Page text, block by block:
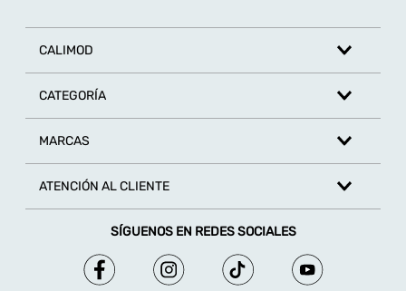
CALIMOD
CATEGORÍA
MARCAS
ATENCIÓN AL CLIENTE
SÍGUENOS EN REDES SOCIALES